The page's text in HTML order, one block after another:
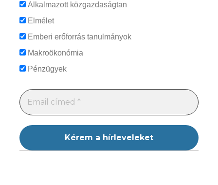
Alkalmazott közgazdaságtan
Elmélet
Emberi erőforrás tanulmányok
Makroökonómia
Pénzügyek